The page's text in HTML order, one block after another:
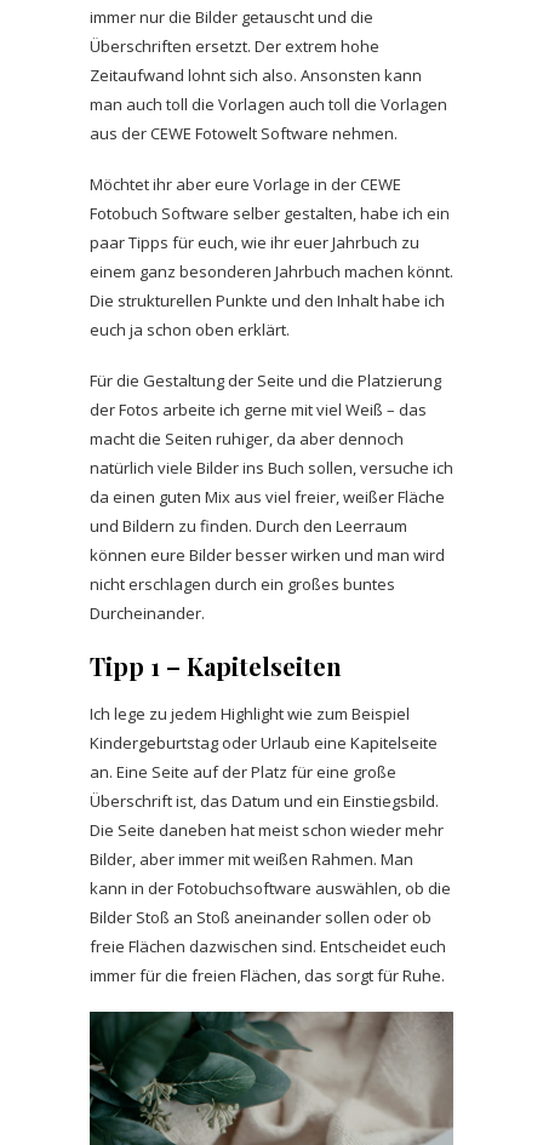
immer nur die Bilder getauscht und die
Überschriften ersetzt. Der extrem hohe
Zeitaufwand lohnt sich also. Ansonsten kann
man auch toll die Vorlagen auch toll die Vorlagen
aus der CEWE Fotowelt Software nehmen.
Möchtet ihr aber eure Vorlage in der CEWE
Fotobuch Software selber gestalten, habe ich ein
paar Tipps für euch, wie ihr euer Jahrbuch zu
einem ganz besonderen Jahrbuch machen könnt.
Die strukturellen Punkte und den Inhalt habe ich
euch ja schon oben erklärt.
Für die Gestaltung der Seite und die Platzierung
der Fotos arbeite ich gerne mit viel Weiß – das
macht die Seiten ruhiger, da aber dennoch
natürlich viele Bilder ins Buch sollen, versuche ich
da einen guten Mix aus viel freier, weißer Fläche
und Bildern zu finden. Durch den Leerraum
können eure Bilder besser wirken und man wird
nicht erschlagen durch ein großes buntes
Durcheinander.
Tipp 1 – Kapitelseiten
Ich lege zu jedem Highlight wie zum Beispiel
Kindergeburtstag oder Urlaub eine Kapitelseite
an. Eine Seite auf der Platz für eine große
Überschrift ist, das Datum und ein Einstiegsbild.
Die Seite daneben hat meist schon wieder mehr
Bilder, aber immer mit weißen Rahmen. Man
kann in der Fotobuchsoftware auswählen, ob die
Bilder Stoß an Stoß aneinander sollen oder ob
freie Flächen dazwischen sind. Entscheidet euch
immer für die freien Flächen, das sorgt für Ruhe.